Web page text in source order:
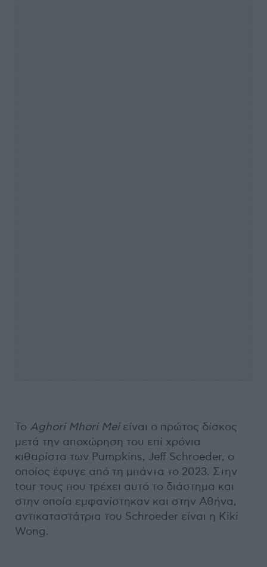
Το Aghori Mhori Meiείναι ο πρώτος δίσκος
μετά την αποχώρηση του επί χρόνια
κιθαρίστα των Pumpkins, Jeff Schroeder, ο
οποίος έφυγε από τη μπάντα το 2023. Στην
tour τους που τρέχει αυτό το διάστημα και
στην οποία εμφανίστηκαν και στην Αθήνα,
αντικαταστάτρια του Schroeder είναι η Kiki
Wong.